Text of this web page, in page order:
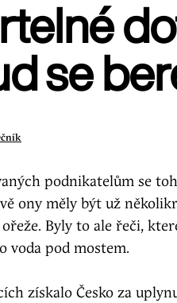
se
podnikatelům se
ony měly být už
Byly to ale řeči,
voda pod mostem.
získalo Česko za